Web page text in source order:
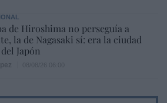
de Hiroshima no perseguía a
la de Nagasaki sí: era la ciudad
Japón